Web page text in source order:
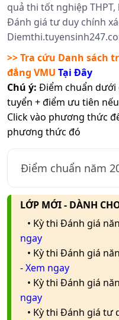
quả thi tốt nghiệp
Đánh giá tư duy chính
>> Tra cứu Danh sách
đẳng VMU Tại Đây
Chú ý: Điểm chuẩn dưới
tuyển + điểm ưu tiên
Click vào phương thức
phương thức đó
Điểm chuẩn năm
LỚP MỚI - DÀNH
• Kỳ thi Đánh giá
ngay
• Kỳ thi Đánh giá
-Xem ngay
• Kỳ thi Đánh giá
ngay
• Kỳ thi Đánh giá tư